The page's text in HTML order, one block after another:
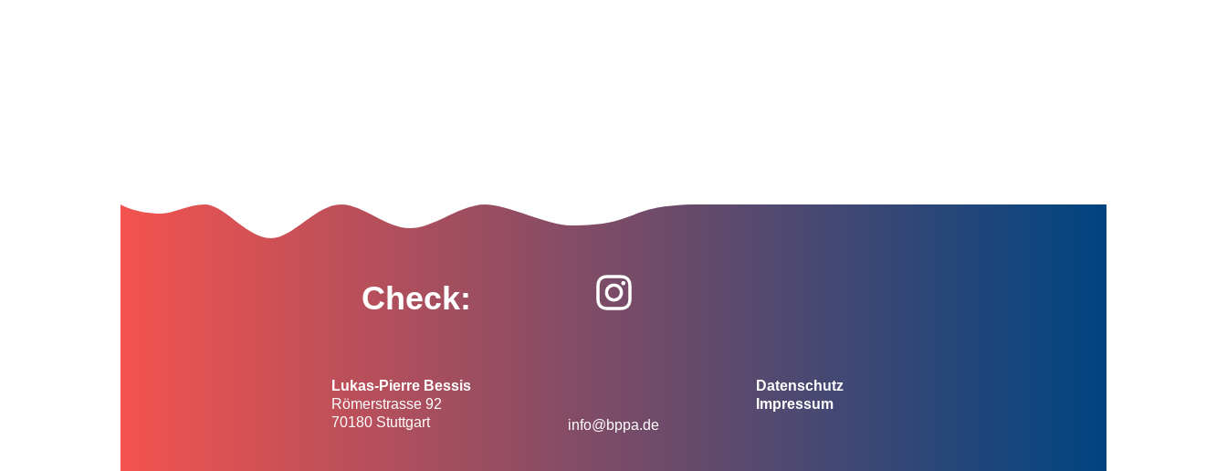
Check:
Lukas-Pierre Bessis
Römerstrasse 92
70180 Stuttgart
info@bppa.de
Datenschutz
Impressum